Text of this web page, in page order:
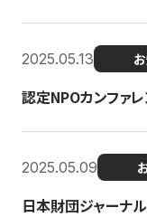
2025.05.13
認定NPOカンファ
2025.05.09
日本財団ジャーナ